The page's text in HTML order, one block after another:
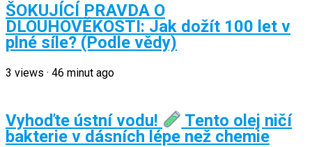
ŠOKUJÍCÍ PRAVDA O
DLOUHOVĚKOSTI: Jak dožít 100 let v
plné síle? (Podle vědy)
3 views · 46 minut ago
Vyhoďte ústní vodu!
Tento olej ničí
bakterie v dásních lépe než chemie